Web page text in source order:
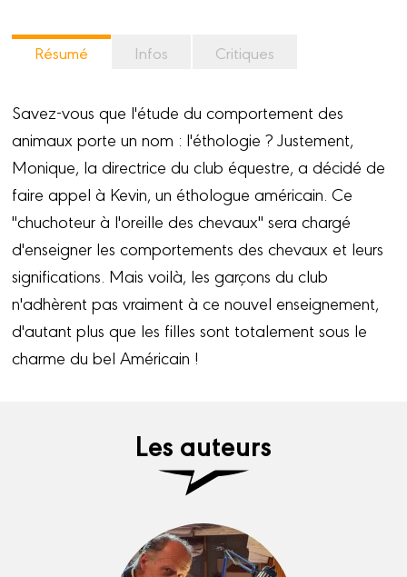
Résumé Infos Critiques
Savez-vous que l'étude du comportement des
animaux porte un nom : l'éthologie ? Justement,
Monique, la directrice du club équestre, a décidé de
faire appel à Kevin, un éthologue américain. Ce
"chuchoteur à l'oreille des chevaux" sera chargé
d'enseigner les comportements des chevaux et leurs
significations. Mais voilà, les garçons du club
n'adhèrent pas vraiment à ce nouvel enseignement,
d'autant plus que les filles sont totalement sous le
charme du bel Américain !
Les auteurs